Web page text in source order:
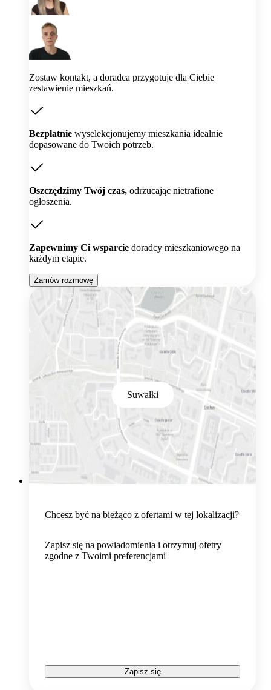
Zostaw kontakt, a doradca przygotuje dla Ciebie
zestawienie mieszkań.
Bezpłatnie wyselekcjonujemy mieszkania idealnie
dopasowane do Twoich potrzeb.
Oszczędzimy Twój czas, odrzucając nietrafione
ogłoszenia.
Zapewnimy Ci wsparcie doradcy mieszkaniowego na
każdym etapie.
Zamów rozmowę
Suwałki
Chcesz być na bieżąco z ofertami w tej lokalizacji?
Zapisz się na powiadomienia i otrzymuj ofetry
zgodne z Twoimi preferencjami
Zapisz się